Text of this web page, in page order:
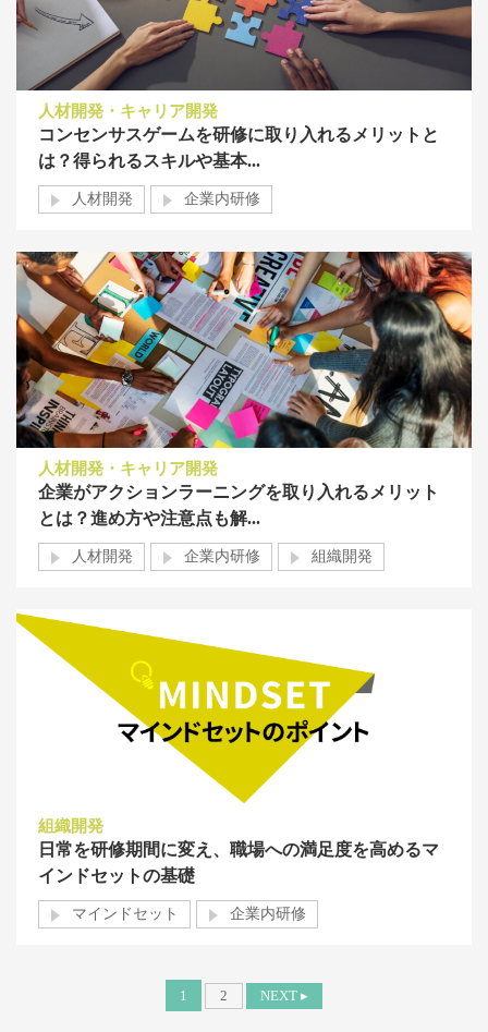
人材開発・キャリア開発
コンセンサスゲームを研修に取り入れるメリットと
は？得られるスキルや基本...
人材開発 企業内研修
人材開発・キャリア開発
企業がアクションラーニングを取り入れるメリット
とは？進め方や注意点も解...
人材開発 企業内研修 組織開発
組織開発
日常を研修期間に変え、職場への満足度を高めるマ
インドセットの基礎
マインドセット 企業内研修
1 2 NEXT ▸